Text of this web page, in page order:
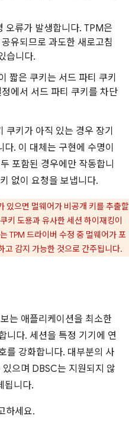
오류가 발생합니다. TPM은
유되므로 과도한 새로고침
습니다.
짧은 쿠키는 서드 파티 쿠키
에서 서드 파티 쿠키를 차단
키가 아직 있는 경우 장기
. 이 대체는 구현에 수명이
포함된 경우에만 작동합니
없이 요청을 보냅니다.
있으면 멀웨어가 비공개 키를 추출할
키 도용과 유사한 세션 하이재킹이
TPM 드라이버 수정 중 멀웨어가 포
고 감지 가능한 것으로 간주됩니다.
는 애플리케이션을 최소한
니다. 세션을 특정 기기에 연
를 강화합니다. 대부분의 사
으며 DBSC는 지원되지 않
됩니다.
하세요.